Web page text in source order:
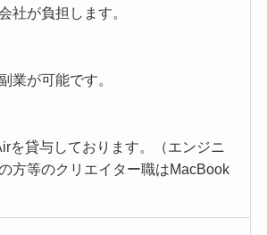
社が負担します。
業が可能です。
を貸与しております。（エンジニ
方等のクリエイター職はMacBook